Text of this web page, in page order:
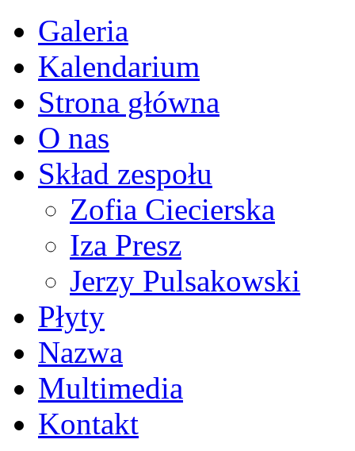
Galeria
Kalendarium
Strona główna
O nas
Skład zespołu
Zofia Ciecierska
Iza Presz
Jerzy Pulsakowski
Płyty
Nazwa
Multimedia
Kontakt